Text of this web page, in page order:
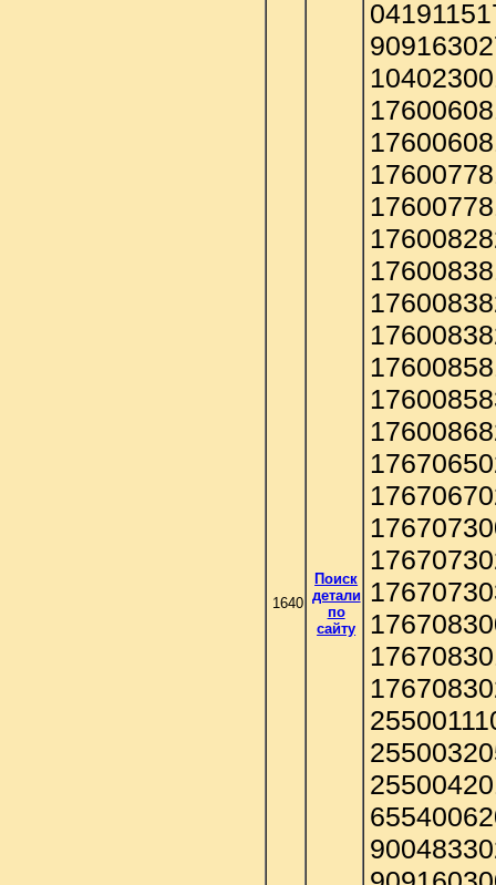
1640
Поиск
детали
по
сайту